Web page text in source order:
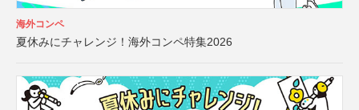
海外コンペ
夏休みにチャレンジ！海外コンペ特集2026